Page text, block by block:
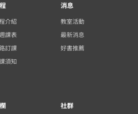
介紹
課表
訂課
須知
消息
教室活動
最新消息
好書推薦
社群